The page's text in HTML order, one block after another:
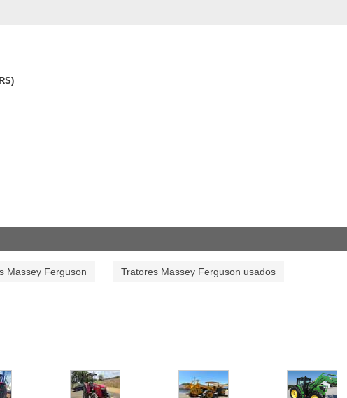
Massey Ferguson Tratores Massey Ferguson usados